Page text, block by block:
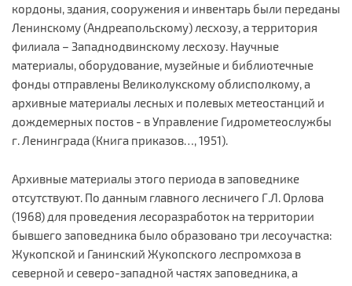
кордоны, здания, сооружения и инвентарь были переданы
Ленинскому (Андреапольскому) лесхозу, а территория
филиала – Западнодвинскому лесхозу. Научные
материалы, оборудование, музейные и библиотечные
фонды отправлены Великолукскому облисполкому, а
архивные материалы лесных и полевых метеостанций и
дождемерных постов - в Управление Гидрометеослужбы
г. Ленинграда (Книга приказов…, 1951).
Архивные материалы этого периода в заповеднике
отсутствуют. По данным главного лесничего Г.Л. Орлова
(1968) для проведения лесоразработок на территории
бывшего заповедника было образовано три лесоучастка:
Жукопской и Ганинский Жукопского леспромхоза в
северной и северо-западной частях заповедника, а